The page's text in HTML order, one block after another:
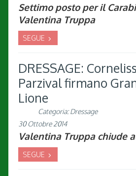
Settimo posto per il
Valentina Truppa
SEGUE
DRESSAGE:
Parzival firmano
Lione
Categoria:Dressage
30 Ottobre 2014
Valentina Truppa chiude
SEGUE